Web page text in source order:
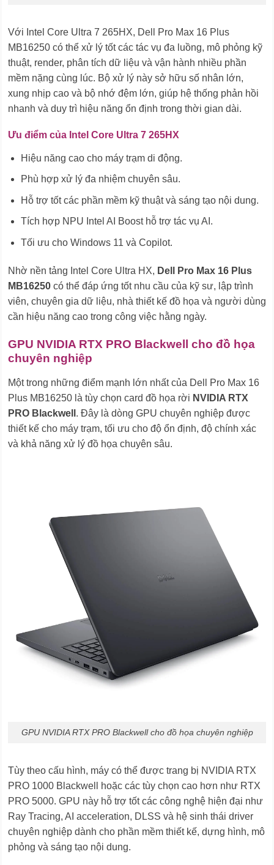
Với Intel Core Ultra 7 265HX, Dell Pro Max 16 Plus
MB16250 có thể xử lý tốt các tác vụ đa luồng, mô phỏng kỹ
thuật, render, phân tích dữ liệu và vận hành nhiều phần
mềm nặng cùng lúc. Bộ xử lý này sở hữu số nhân lớn,
xung nhịp cao và bộ nhớ đệm lớn, giúp hệ thống phản hồi
nhanh và duy trì hiệu năng ổn định trong thời gian dài.
Ưu điểm của Intel Core Ultra 7 265HX
Hiệu năng cao cho máy trạm di động.
Phù hợp xử lý đa nhiệm chuyên sâu.
Hỗ trợ tốt các phần mềm kỹ thuật và sáng tạo nội dung.
Tích hợp NPU Intel AI Boost hỗ trợ tác vụ AI.
Tối ưu cho Windows 11 và Copilot.
Nhờ nền tảng Intel Core Ultra HX, Dell Pro Max 16 Plus
MB16250 có thể đáp ứng tốt nhu cầu của kỹ sư, lập trình
viên, chuyên gia dữ liệu, nhà thiết kế đồ họa và người dùng
cần hiệu năng cao trong công việc hằng ngày.
GPU NVIDIA RTX PRO Blackwell cho đồ họa
chuyên nghiệp
Một trong những điểm mạnh lớn nhất của Dell Pro Max 16
Plus MB16250 là tùy chọn card đồ họa rời NVIDIA RTX
PRO Blackwell . Đây là dòng GPU chuyên nghiệp được
thiết kế cho máy trạm, tối ưu cho độ ổn định, độ chính xác
và khả năng xử lý đồ họa chuyên sâu.
GPU NVIDIA RTX PRO Blackwell cho đồ họa chuyên nghiệp
Tùy theo cấu hình, máy có thể được trang bị NVIDIA RTX
PRO 1000 Blackwell hoặc các tùy chọn cao hơn như RTX
PRO 5000. GPU này hỗ trợ tốt các công nghệ hiện đại như
Ray Tracing, AI acceleration, DLSS và hệ sinh thái driver
chuyên nghiệp dành cho phần mềm thiết kế, dựng hình, mô
phỏng và sáng tạo nội dung.